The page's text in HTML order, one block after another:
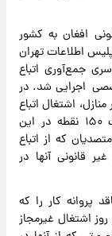
غیرقانونی افغان به کشور
اطلاعات تهران
سراسری جمع‌آوری اتباع
اجرایی شد. در
اشتغال اتباع
غیر مجاز در صنوف و... شناسایی و در نهایت ۱۵۰ نقطه در این
که از اتباع
قانونی آنها در
پروانه کار را که
اشتغال غیرمجاز